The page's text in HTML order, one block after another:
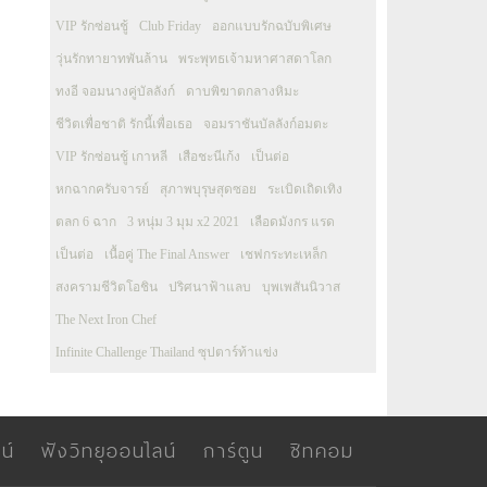
VIP รักซ่อนชู้ Club Friday ออกแบบรักฉบับพิเศษ
วุ่นรักทายาทพันล้าน พระพุทธเจ้ามหาศาสดาโลก
ทงอี จอมนางคู่บัลลังก์ ดาบพิฆาตกลางหิมะ
ชีวิตเพื่อชาติ รักนี้เพื่อเธอ จอมราชันบัลลังก์อมตะ
VIP รักซ่อนชู้ เกาหลี เสือชะนีเก้ง เป็นต่อ
หกฉากครับจารย์ สุภาพบุรุษสุดซอย ระเบิดเถิดเทิง
ตลก 6 ฉาก 3 หนุ่ม 3 มุม x2 2021 เลือดมังกร แรด
เป็นต่อ เนื้อคู่ The Final Answer เชฟกระทะเหล็ก
สงครามชีวิตโอชิน ปริศนาฟ้าแลบ บุพเพสันนิวาส
The Next Iron Chef
Infinite Challenge Thailand ซุปตาร์ท้าแข่ง
ฟังวิทยุออนไลน์ การ์ตูน ซิทคอม